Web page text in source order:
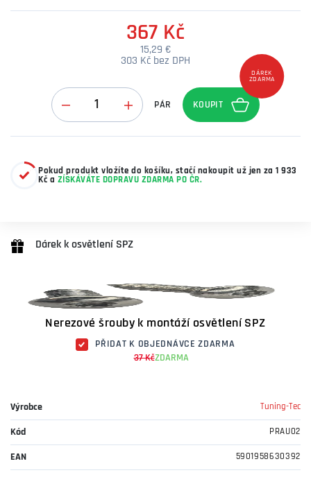
367 Kč
15,29 €
303 Kč bez DPH
PÁR
DÁREK
ZDARMA
Pokud produkt vložíte do košíku, stačí nakoupit už jen za 1 933
Kč a ZÍSKÁVÁTE DOPRAVU ZDARMA PO ČR.
Dárek k osvětlení SPZ
Nerezové šrouby k montáží osvětlení SPZ
PŘIDAT K OBJEDNÁVCE ZDARMA
37 KčZDARMA
Výrobce Tuning-Tec
Kód PRAU02
EAN 5901958630392